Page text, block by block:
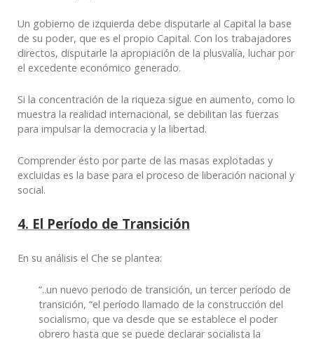
Un gobierno de izquierda debe disputarle al Capital la base
de su poder, que es el propio Capital. Con los trabajadores
directos, disputarle la apropiación de la plusvalía, luchar por
el excedente económico generado.
Si la concentración de la riqueza sigue en aumento, como lo
muestra la realidad internacional, se debilitan las fuerzas
para impulsar la democracia y la libertad.
Comprender ésto por parte de las masas explotadas y
excluidas es la base para el proceso de liberación nacional y
social.
4. El Período de Transición
En su análisis el Che se plantea:
“..un nuevo periodo de transición, un tercer período de
transición, “el período llamado de la construcción del
socialismo, que va desde que se establece el poder
obrero hasta que se puede declarar socialista la